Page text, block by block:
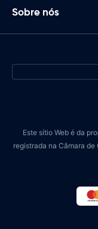
Sobre nós
Este sítio Web é da
registrada na Câmara